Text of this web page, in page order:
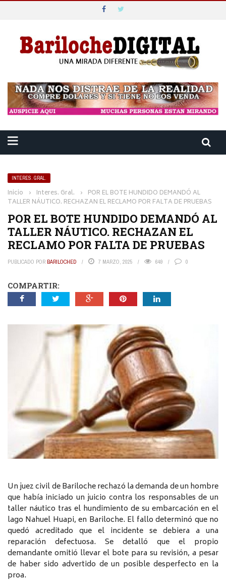
INTERES. GRAL.
Inicio › Interes. Gral. › POR EL BOTE HUNDIDO DEMANDÓ AL
TALLER NÁUTICO. RECHAZAN EL RECLAMO POR FALTA DE PRUEBAS
POR EL BOTE HUNDIDO DEMANDÓ AL
TALLER NÁUTICO. RECHAZAN EL
RECLAMO POR FALTA DE PRUEBAS
PUBLICADO POR BARILOCHED 7 MARZO, 2025 649 0
COMPARTIR:
Un juez civil de Bariloche rechazó la demanda de un hombre
que había iniciado un juicio contra los responsables de un
taller náutico tras el hundimiento de su embarcación en el
lago Nahuel Huapi, en Bariloche. El fallo determinó que no
quedó acreditado que el incidente se debiera a una
reparación defectuosa. Se detalló que el propio
demandante omitió llevar el bote para su revisión, a pesar
de haber sido advertido de un posible desperfecto en la
proa.